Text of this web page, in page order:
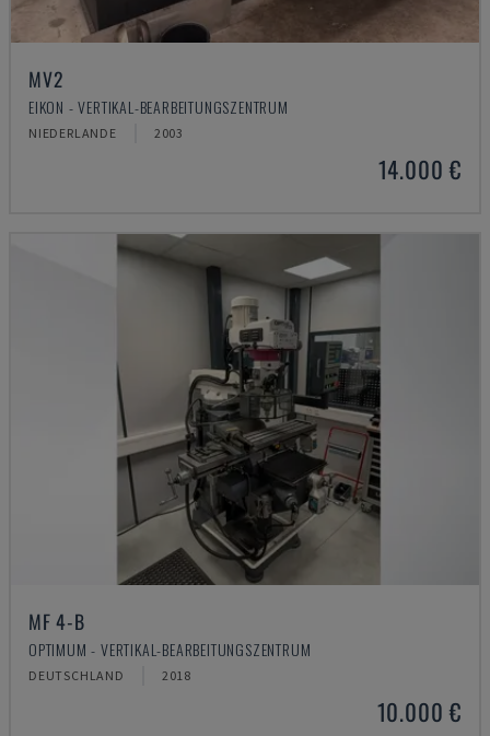
MV2
EIKON - VERTIKAL-BEARBEITUNGSZENTRUM
NIEDERLANDE 2003
14.000 €
MF 4-B
OPTIMUM - VERTIKAL-BEARBEITUNGSZENTRUM
DEUTSCHLAND 2018
10.000 €